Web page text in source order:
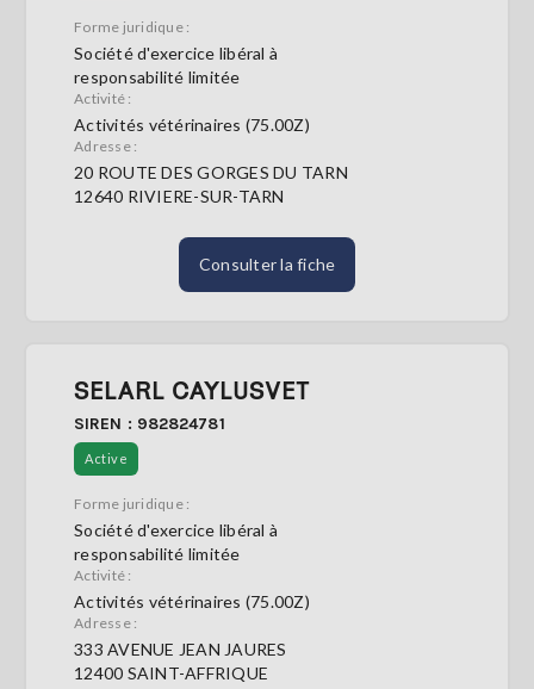
Forme juridique :
Société d'exercice libéral à
responsabilité limitée
Activité :
Activités vétérinaires (75.00Z)
Adresse :
20 ROUTE DES GORGES DU TARN
12640 RIVIERE-SUR-TARN
Consulter la fiche
SELARL CAYLUSVET
SIREN : 982824781
Active
Forme juridique :
Société d'exercice libéral à
responsabilité limitée
Activité :
Activités vétérinaires (75.00Z)
Adresse :
333 AVENUE JEAN JAURES
12400 SAINT-AFFRIQUE